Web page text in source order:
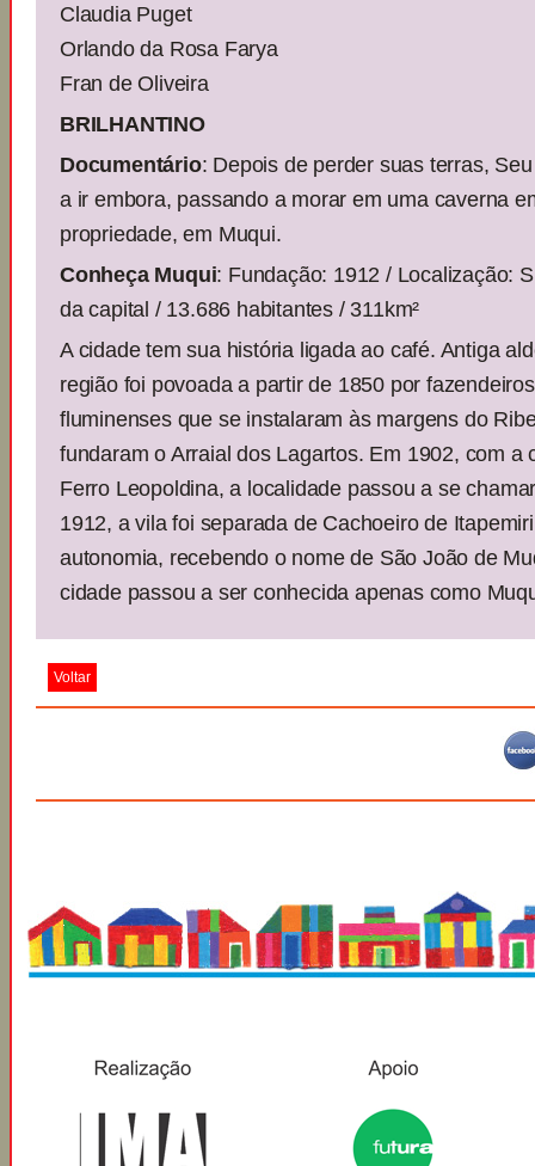
Claudia Puget
Orlando da Rosa Farya
Fran de Oliveira
BRILHANTINO
Documentário: Depois de perder suas terras,
a ir embora, passando a morar em uma caverna
propriedade, em Muqui.
Conheça Muqui: Fundação: 1912 / Localização:
da capital / 13.686 habitantes / 311km²
A cidade tem sua história ligada ao café. Antiga
região foi povoada a partir de 1850 por
fluminenses que se instalaram às margens do
fundaram o Arraial dos Lagartos. Em 1902, com a
Ferro Leopoldina, a localidade passou a se
1912, a vila foi separada de Cachoeiro de
autonomia, recebendo o nome de São João de
cidade passou a ser conhecida apenas como
Voltar